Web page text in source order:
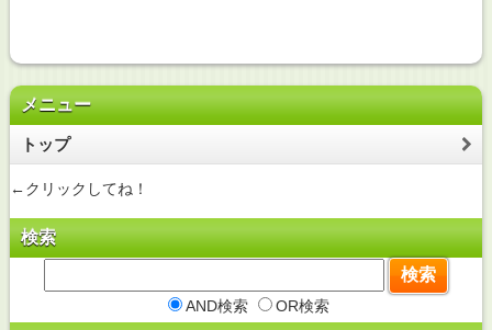
メニュー
トップ
←クリックしてね！
検索
AND検索 OR検索